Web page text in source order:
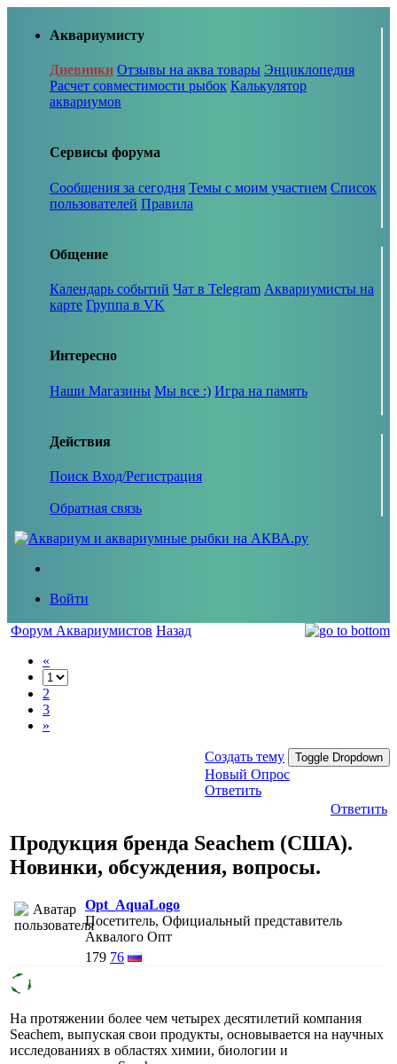
Аквариумисту
Дневники Отзывы на аква товары Энциклопедия
Расчет совместимости рыбок Калькулятор
аквариумов
Сервисы форума
Сообщения за сегодня Темы с моим участием Список
пользователей Правила
Общение
Календарь событий Чат в Telegram Аквариумисты на
карте Группа в VK
Интересно
Наши Магазины Мы все :) Игра на память
Действия
Поиск Вход/Регистрация
Обратная связь
Войти
Форум Аквариумистов Назад
«
2
3
»
Создать тему Toggle Dropdown
Новый Опрос
Ответить
Ответить
Продукция бренда Seachem (США).
Новинки, обсуждения, вопросы.
Opt_AquaLogo
Посетитель, Официальный представитель
Аквалого Опт
179 76
На протяжении более чем четырех десятилетий компания
Seachem, выпуская свои продукты, основывается на научных
исследованиях в областях химии, биологии и